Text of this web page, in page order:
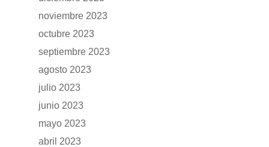
noviembre 2023
octubre 2023
septiembre 2023
agosto 2023
julio 2023
junio 2023
mayo 2023
abril 2023